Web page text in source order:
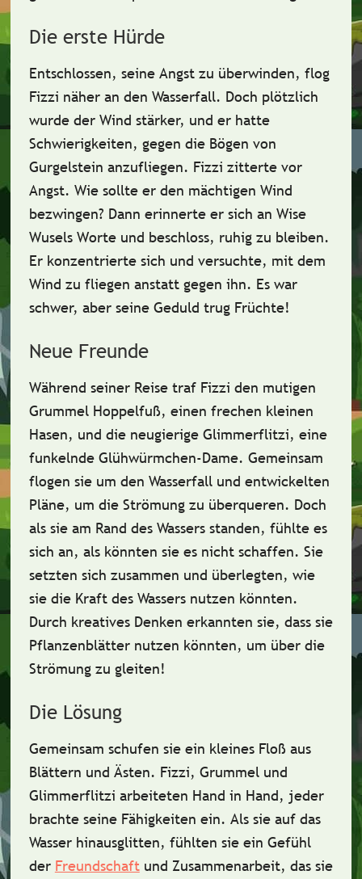
Die erste Hürde
Entschlossen, seine Angst zu überwinden, flog
Fizzi näher an den Wasserfall. Doch plötzlich
wurde der Wind stärker, und er hatte
Schwierigkeiten, gegen die Bögen von
Gurgelstein anzufliegen. Fizzi zitterte vor
Angst. Wie sollte er den mächtigen Wind
bezwingen? Dann erinnerte er sich an Wise
Wusels Worte und beschloss, ruhig zu bleiben.
Er konzentrierte sich und versuchte, mit dem
Wind zu fliegen anstatt gegen ihn. Es war
schwer, aber seine Geduld trug Früchte!
Neue Freunde
Während seiner Reise traf Fizzi den mutigen
Grummel Hoppelfuß, einen frechen kleinen
Hasen, und die neugierige Glimmerflitzi, eine
funkelnde Glühwürmchen-Dame. Gemeinsam
flogen sie um den Wasserfall und entwickelten
Pläne, um die Strömung zu überqueren. Doch
als sie am Rand des Wassers standen, fühlte es
sich an, als könnten sie es nicht schaffen. Sie
setzten sich zusammen und überlegten, wie
sie die Kraft des Wassers nutzen könnten.
Durch kreatives Denken erkannten sie, dass sie
Pflanzenblätter nutzen könnten, um über die
Strömung zu gleiten!
Die Lösung
Gemeinsam schufen sie ein kleines Floß aus
Blättern und Ästen. Fizzi, Grummel und
Glimmerflitzi arbeiteten Hand in Hand, jeder
brachte seine Fähigkeiten ein. Als sie auf das
Wasser hinausglitten, fühlten sie ein Gefühl
der Freundschaftund Zusammenarbeit, das sie